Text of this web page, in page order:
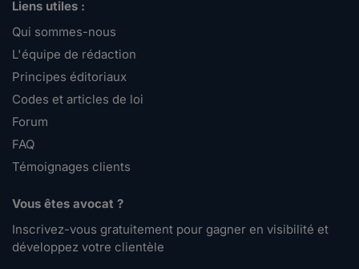
Liens utiles :
Qui sommes-nous
L'équipe de rédaction
Principes éditoriaux
Codes et articles de loi
Forum
FAQ
Témoignages clients
Vous êtes avocat ?
Inscrivez-vous gratuitement pour gagner en visibilité et
développez votre clientèle